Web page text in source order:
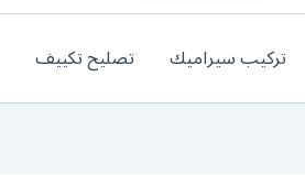
تركيب سيراميك تصليح تكييف